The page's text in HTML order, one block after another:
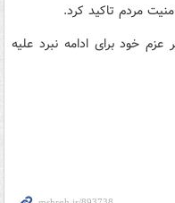
مردم تاکید کرد.
خود برای ادامه نبرد علیه